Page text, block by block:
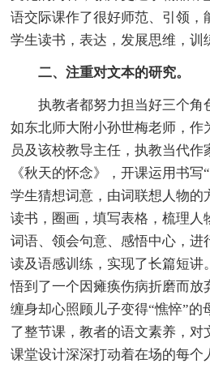
语交际课作了很好师范、引领，
学生读书，表达，发展思维，训
二、注重对文本的研究。
执教者都努力担当好三个角
如东北师大附小孙世梅老师，作
员及该校教导主任，执教当代作
《秋天的怀念》，开课运用书
学生猜想词意，由词联想人物的
读书，圈画，填写表格，梳理人
词语、领会句意、感悟中心，进
读及语感训练，实现了长篇短讲
悟到了一个因瘫痪伤病折磨而放
缠身却心照顾儿子变得“憔悴”的
了整节课，教者的语文素养，对
课堂设计深深打动着在场的每个